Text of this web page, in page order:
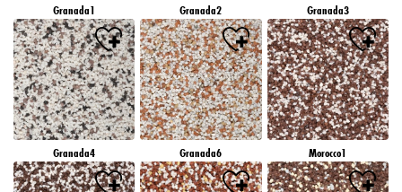
Granada1 Granada2 Granada3
Granada4 Granada6 Morocco1